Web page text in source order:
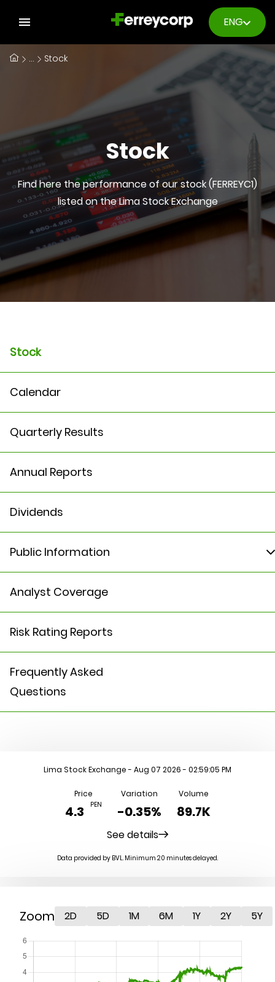
ENG
Stock
Find here the performance of our stock (FERREYC1)
listed on the Lima Stock Exchange
... Stock
Stock
Calendar
Quarterly Results
Annual Reports
Dividends
Public Information
Public Information
Link to SMV
Material Events
Analyst Coverage
Risk Rating Reports
Frequently Asked
Questions
Lima Stock Exchange- Aug 07 2026 - 02:59:05 PM
Price
4.3 PEN
Variation
-0.35%
Volume
89.7K
See details
Data provided by BVL. Minimum 20 minutes delayed.
Zoom 2D 5D 1M 6M 1Y 2Y 5Y